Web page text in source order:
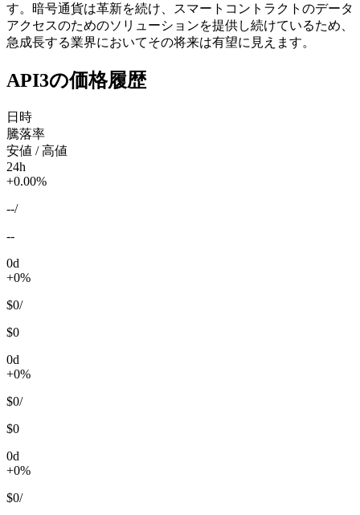
す。暗号通貨は革新を続け、スマートコントラクトのデータ
アクセスのためのソリューションを提供し続けているため、
急成長する業界においてその将来は有望に見えます。
API3の価格履歴
日時
騰落率
安値 / 高値
24h
+0.00%
--/
--
0d
+0%
$0/
$0
0d
+0%
$0/
$0
0d
+0%
$0/